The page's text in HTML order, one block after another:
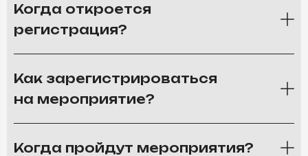
Когда откроется
регистрация?
Как зарегистрироваться
на мероприятие?
Когда пройдут мероприятия?